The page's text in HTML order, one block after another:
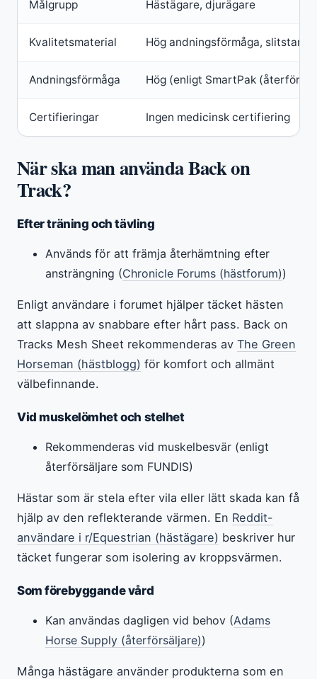
Målgrupp Hästägare, djurägare
Kvalitetsmaterial Hög andningsförmåga, slitstarkt
Andningsförmåga Hög (enligt SmartPak
Certifieringar Ingen medicinsk certifiering
När ska man använda Back on
Track?
Efter träning och tävling
Används för att främja återhämtning efter
ansträngning (Chronicle Forums (hästforum))
Enligt användare i forumet hjälper täcket hästen
att slappna av snabbare efter hårt pass. Back on
Tracks Mesh Sheet rekommenderas av The Green
Horseman (hästblogg) för komfort och allmänt
välbefinnande.
Vid muskelömhet och stelhet
Rekommenderas vid muskelbesvär (enligt
återförsäljare som FUNDIS)
Hästar som är stela efter vila eller lätt skada kan få
hjälp av den reflekterande värmen. En Reddit-
användare i r/Equestrian (hästägare) beskriver hur
täcket fungerar som isolering av kroppsvärmen.
Som förebyggande vård
Kan användas dagligen vid behov (Adams
Horse Supply (återförsäljare))
Många hästägare använder produkterna som en